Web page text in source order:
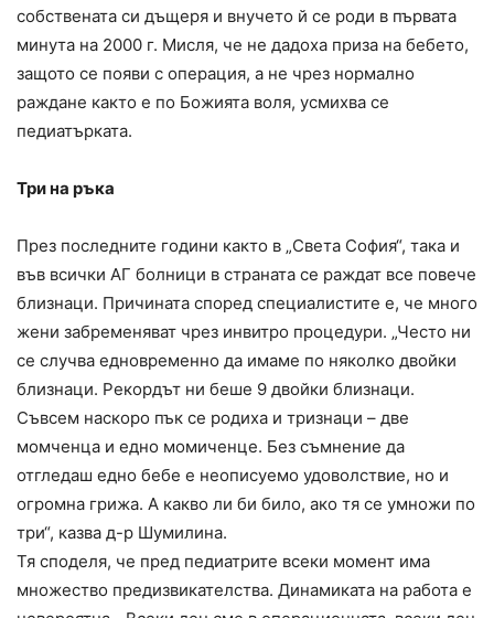
собствената си дъщеря и внучето й се роди в първата
минута на 2000 г. Мисля, че не дадоха приза на бебето,
защото се появи с операция, а не чрез нормално
раждане както е по Божията воля, усмихва се
педиатърката.
Три на ръка
През последните години както в „Света София“, така и
във всички АГ болници в страната се раждат все повече
близнаци. Причината според специалистите е, че много
жени забременяват чрез инвитро процедури. „Често ни
се случва едновременно да имаме по няколко двойки
близнаци. Рекордът ни беше 9 двойки близнаци.
Съвсем наскоро пък се родиха и тризнаци – две
момченца и едно момиченце. Без съмнение да
отгледаш едно бебе е неописуемо удоволствие, но и
огромна грижа. А какво ли би било, ако тя се умножи по
три“, казва д-р Шумилина.
Тя споделя, че пред педиатрите всеки момент има
множество предизвикателства. Динамиката на работа е